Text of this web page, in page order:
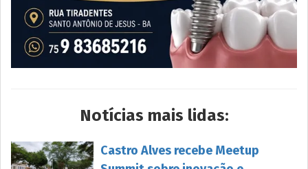
Notícias mais lidas:
Castro Alves recebe Meetup